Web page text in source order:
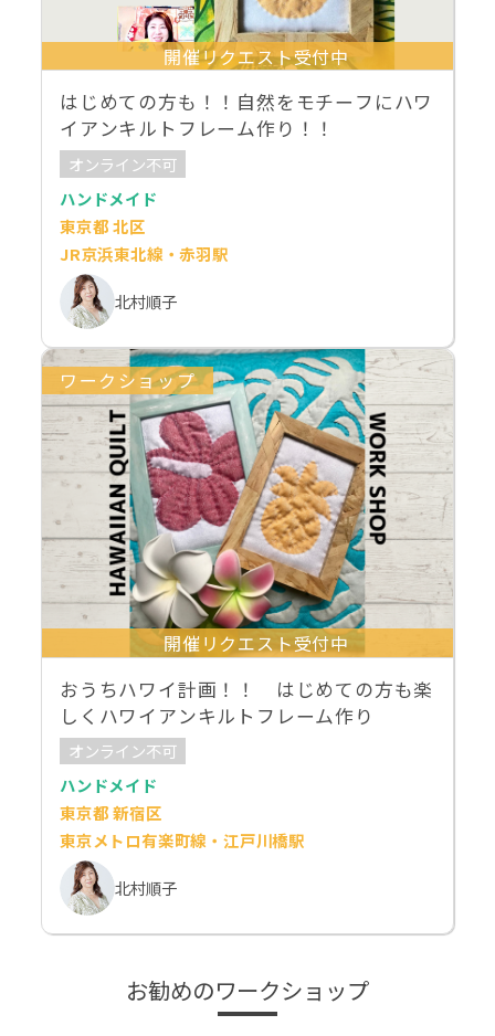
開催リクエスト受付中
はじめての方も！！自然をモチーフにハワ
イアンキルトフレーム作り！！
オンライン不可
ハンドメイド
東京都 北区
JR京浜東北線・赤羽駅
北村順子
ワークショップ
開催リクエスト受付中
おうちハワイ計画！！ はじめての方も楽
しくハワイアンキルトフレーム作り
オンライン不可
ハンドメイド
東京都 新宿区
東京メトロ有楽町線・江戸川橋駅
北村順子
お勧めのワークショップ